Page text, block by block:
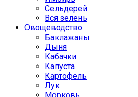
Сельдерей
Вся зелень
Овощеводство
Баклажаны
Дыня
Кабачки
Капуста
Картофель
Лук